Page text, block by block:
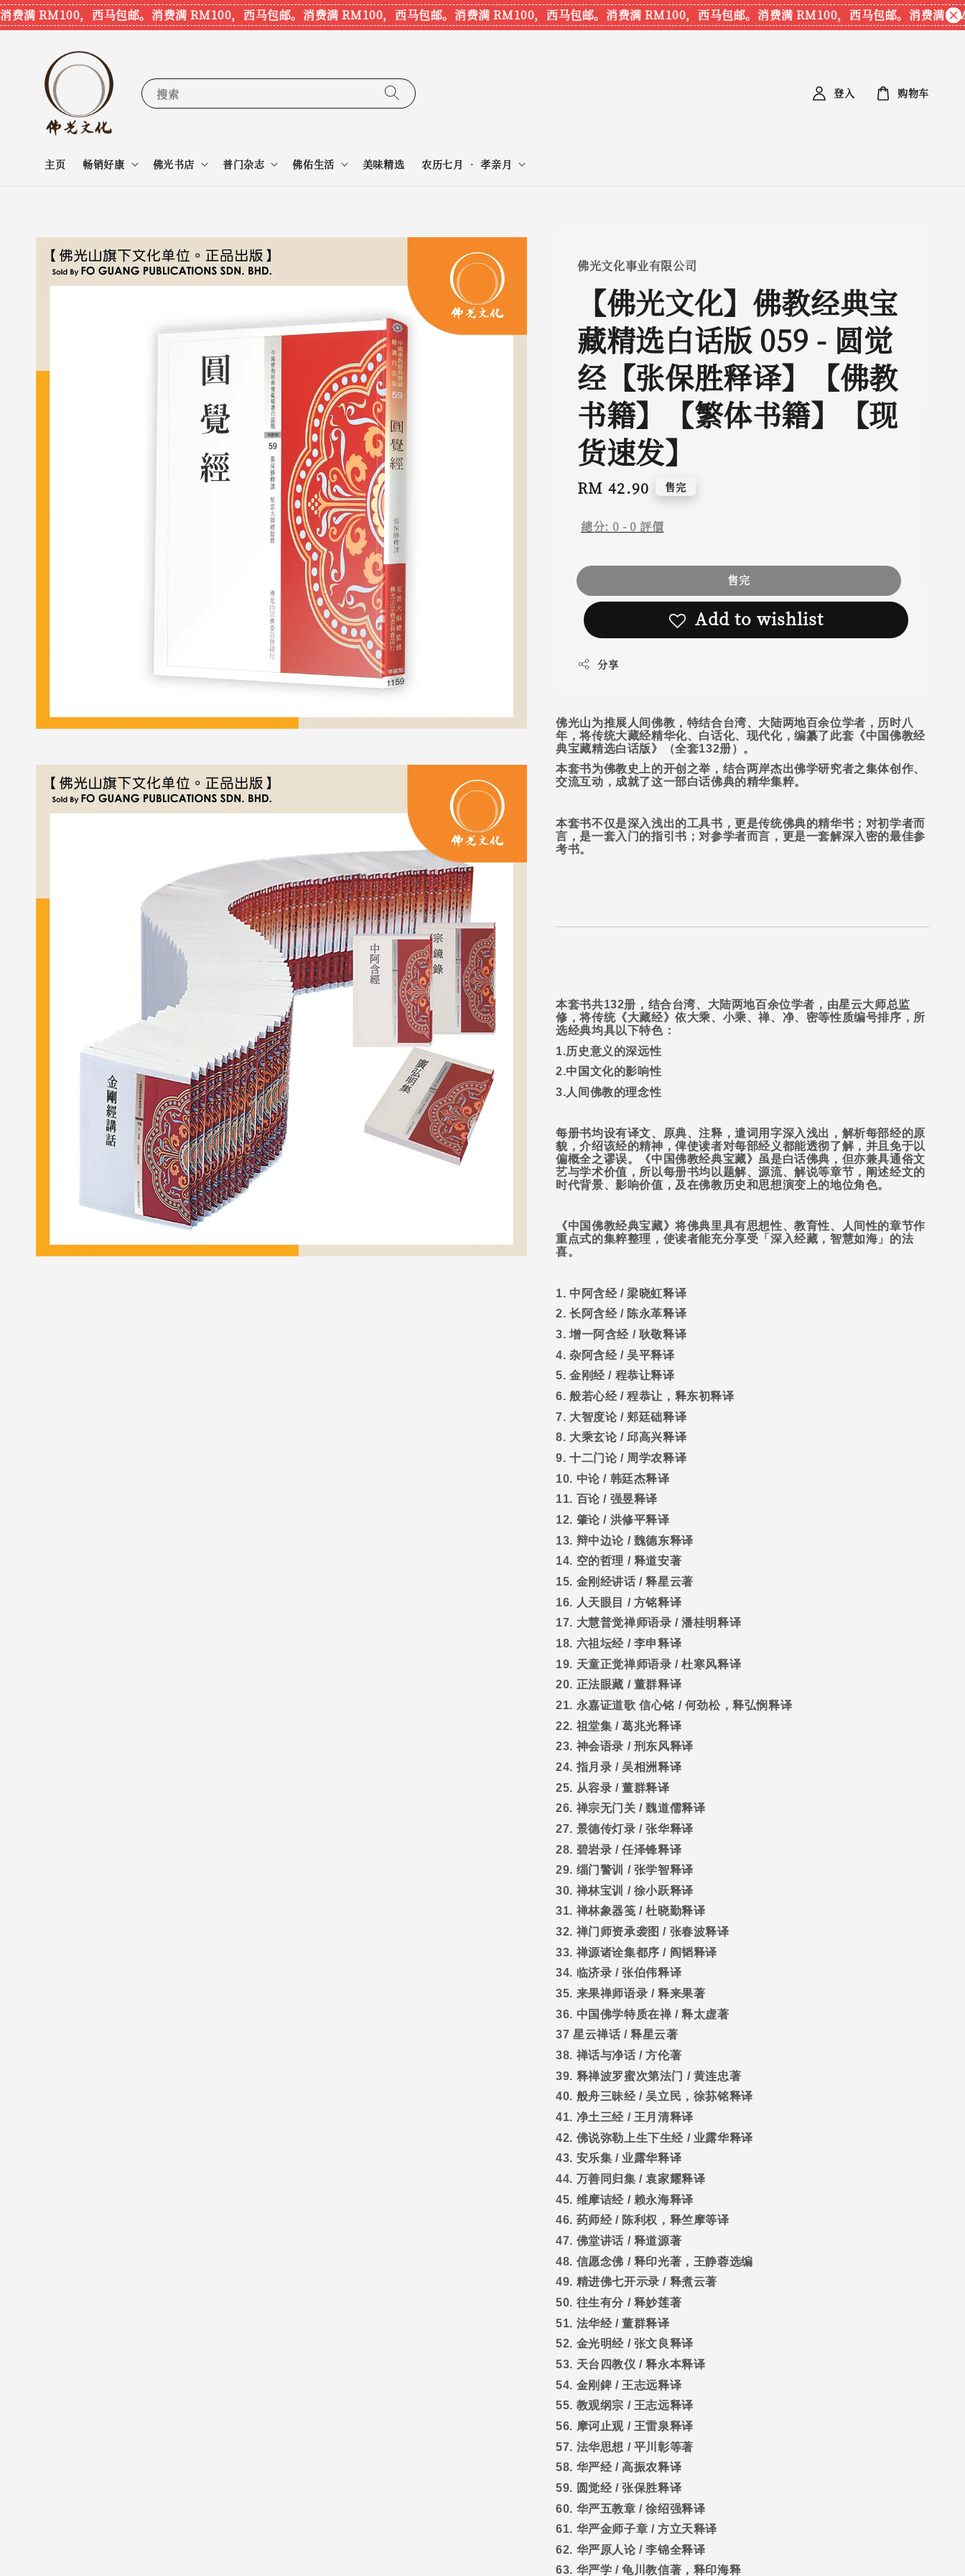
RM100，西马包邮。消费满 RM100，西马包邮。消费满 RM100，西马包邮。消费满 RM100，西马包邮。消费满 RM100，西马包邮。消费满 RM100，西马包邮。消费满
搜索
主页 畅销好康 佛光书店 普门杂志 佛佑生活 美味精选 农历七月 • 孝亲月
登入 购物车
佛光文化事业有限公司
【佛光文化】佛教经典宝
藏精选白话版 059 - 圆觉
经【张保胜释译】【佛教
书籍】【繁体书籍】【现
货速发】
Regular
RM 42.90 售完
總分: 0 -0 評價
售完
Add to wishlist
分享
佛光山为推展人间佛教，特结合台湾、大陆两地百余位学者，历时八
年，将传统大藏经精华化、白话化、现代化，编纂了此套《中国佛教经
典宝藏精选白话版》（全套132册）。
本套书为佛教史上的开创之举，结合两岸杰出佛学研究者之集体创作、
交流互动，成就了这一部白话佛典的精华集粹。
本套书不仅是深入浅出的工具书，更是传统佛典的精华书；对初学者而
言，是一套入门的指引书；对参学者而言，更是一套解深入密的最佳参
考书。
本套书共132册，结合台湾、大陆两地百余位学者，由星云大师总监
修，将传统《大藏经》依大乘、小乘、禅、净、密等性质编号排序，所
选经典均具以下特色：
1.历史意义的深远性
2.中国文化的影响性
3.人间佛教的理念性
每册书均设有译文、原典、注释，遣词用字深入浅出，解析每部经的原
貌，介绍该经的精神，俾使读者对每部经义都能透彻了解，并且免于以
偏概全之谬误。《中国佛教经典宝藏》虽是白话佛典，但亦兼具通俗文
艺与学术价值，所以每册书均以题解、源流、解说等章节，阐述经文的
时代背景、影响价值，及在佛教历史和思想演变上的地位角色。
《中国佛教经典宝藏》将佛典里具有思想性、教育性、人间性的章节作
重点式的集粹整理，使读者能充分享受「深入经藏，智慧如海」的法
喜。
1. 中阿含经/梁晓虹释译
2. 长阿含经/ 陈永革释译
3. 增一阿含经 / 耿敬释译
4. 杂阿含经/吴平释译
5. 金刚经/ 程恭让释译
6. 般若心经/程恭让，释东初释译
7. 大智度论/郏廷础释译
8. 大乘玄论/邱高兴释译
9. 十二门论/ 周学农释译
10. 中论/ 韩廷杰释译
11. 百论/ 强昱释译
12. 肇论/ 洪修平释译
13. 辩中边论 / 魏德东释译
14. 空的哲理 / 释道安著
15. 金刚经讲话 /释星云著
16. 人天眼目 / 方铭释译
17. 大慧普觉禅师语录 /潘桂明释译
18. 六祖坛经 / 李申释译
19. 天童正觉禅师语录 /杜寒风释译
20. 正法眼藏 / 董群释译
21. 永嘉证道歌 信心铭 / 何劲松，释弘悯释译
22. 祖堂集 /葛兆光释译
23. 神会语录 / 刑东风释译
24. 指月录 /吴相洲释译
25. 从容录 /董群释译
26. 禅宗无门关 /魏道儒释译
27. 景德传灯录 /张华释译
28. 碧岩录 /任泽锋释译
29. 缁门警训 / 张学智释译
30. 禅林宝训 / 徐小跃释译
31. 禅林象器笺 /杜晓勤释译
32. 禅门师资承袭图 / 张春波释译
33. 禅源诸诠集都序 / 阎韬释译
34. 临济录 /张伯伟释译
35. 来果禅师语录 /释来果著
36. 中国佛学特质在禅/释太虚著
37 星云禅话 /释星云著
38. 禅话与净话 /方伦著
39. 释禅波罗蜜次第法门 / 黄连忠著
40. 般舟三昧经/吴立民，徐荪铭释译
41. 净土三经 / 王月清释译
42. 佛说弥勒上生下生经 / 业露华释译
43. 安乐集 /业露华释译
44. 万善同归集 /袁家耀释译
45. 维摩诘经 / 赖永海释译
46. 药师经/ 陈利权，释竺摩等译
47. 佛堂讲话 / 释道源著
48. 信愿念佛 / 释印光著，王静蓉选编
49. 精进佛七开示录 / 释煮云著
50. 往生有分 / 释妙莲著
51. 法华经/董群释译
52. 金光明经 / 张文良释译
53. 天台四教仪 /释永本释译
54. 金刚錍 / 王志远释译
55. 教观纲宗 / 王志远释译
56. 摩诃止观 / 王雷泉释译
57. 法华思想 / 平川彰等著
58. 华严经/高振农释译
59. 圆觉经/张保胜释译
60. 华严五教章 /徐绍强释译
61. 华严金师子章 /方立天释译
62. 华严原人论/李锦全释译
63. 华严学 /龟川教信著，释印海释